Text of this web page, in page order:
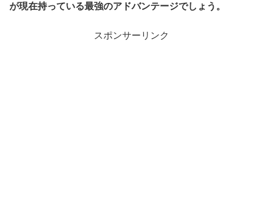
が現在持っている最強のアドバンテージでしょう。
スポンサーリンク